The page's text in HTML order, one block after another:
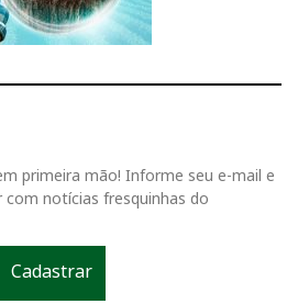
primeira mão! Informe seu e-mail e
notícias fresquinhas do